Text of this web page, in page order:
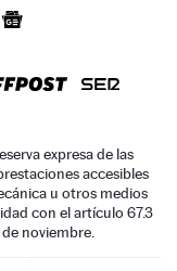
expresa de las
accesibles
u otros medios
con el artículo 67.3
noviembre.